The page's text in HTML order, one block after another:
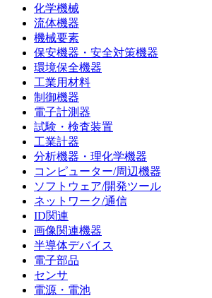
化学機械
流体機器
機械要素
保安機器・安全対策機器
環境保全機器
工業用材料
制御機器
電子計測器
試験・検査装置
工業計器
分析機器・理化学機器
コンピューター/周辺機器
ソフトウェア/開発ツール
ネットワーク/通信
ID関連
画像関連機器
半導体デバイス
電子部品
センサ
電源・電池